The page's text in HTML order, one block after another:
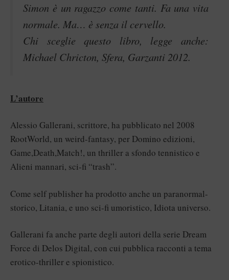
Simon è un ragazzo come tanti. Fa una vita
normale. Ma… è senza il cervello.
Chi sceglie questo libro, legge anche:
Michael Chricton, Sfera, Garzanti 2012.
L’autore
Alessio Gallerani, scrittore, ha pubblicato nel 2008
RootWorld, un weird-fantasy, per Domino edizioni,
Game,Death,Match!, un thriller a sfondo tennistico e
Alieni mannari, sci-fi “trash”.
Come self publisher ha prodotto anche un paranormal-
storico, Litania, e uno sci-fi umoristico, Idiota universo.
Gallerani fa anche parte degli autori della serie Dream
Force di Delos Digital, con cui pubblica racconti a tema
erotico-thriller e spionistico.